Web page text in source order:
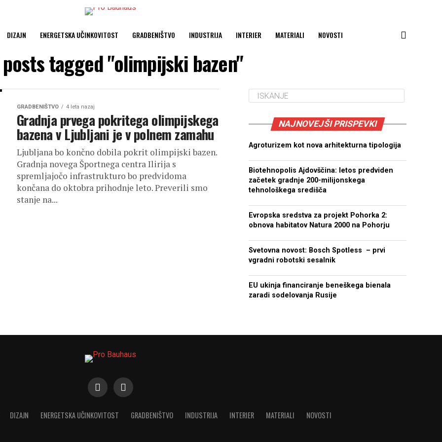
DIZAJN ENERGETSKA UČINKOVITOST GRADBENIŠTVO INDUSTRIJA INTERIER MATERIALI NOVOSTI
tagged "olimpijski bazen"
GRADBENIŠTVO 4 leta nazaj
Gradnja prvega pokritega olimpijskega
bazena v Ljubljani je v polnem zamahu
Ljubljana bo končno dobila pokrit olimpijski bazen.
Gradnja novega Športnega centra Ilirija s
spremljajočo infrastrukturo bo predvidoma
končana do oktobra prihodnje leto. Preverili smo
stanje na...
NAJNOVEJŠI PRISPEVKI
Agroturizem kot nova arhitekturna tipologija
Biotehnopolis Ajdovščina: letos predviden
začetek gradnje 200-milijonskega
tehnološkega središča
Evropska sredstva za projekt Pohorka 2:
obnova habitatov Natura 2000 na Pohorju
Svetovna novost: Bosch Spotless – prvi
vgradni robotski sesalnik
EU ukinja financiranje beneškega bienala
zaradi sodelovanja Rusije
DIZAJN ENERGETSKA UČINKOVITOST GRADBENIŠTVO INDUSTRIJA INTERIER MATERIALI NOVOSTI